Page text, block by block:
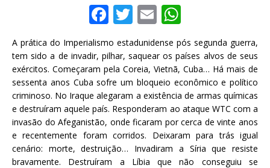
F
c
e
b
o
o
k
T
w
it
te
r
E
ai
l
h
at
s
A
p
p
A prática do Imperialismo estadunidense pós segunda guerra,
tem sido a de invadir, pilhar, saquear os países alvos de seus
exércitos. Começaram pela Coreia, Vietnã, Cuba… Há mais de
sessenta anos Cuba sofre um bloqueio econômico e político
criminoso. No Iraque alegaram a existência de armas químicas
e destruíram aquele país. Responderam ao ataque WTC com a
invasão do Afeganistão, onde ficaram por cerca de vinte anos
e recentemente foram corridos. Deixaram para trás igual
cenário: morte, destruição… Invadiram a Síria que resiste
bravamente. Destruíram a Líbia que não conseguiu se